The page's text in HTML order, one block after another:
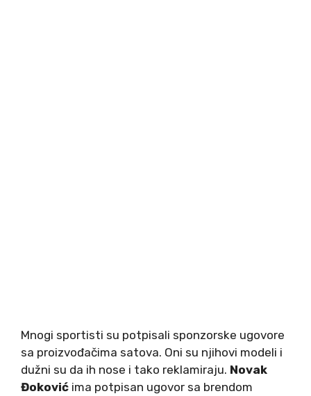
Mnogi sportisti su potpisali sponzorske ugovore
sa proizvođačima satova. Oni su njihovi modeli i
dužni su da ih nose i tako reklamiraju. Novak
Đoković ima potpisan ugovor sa brendom